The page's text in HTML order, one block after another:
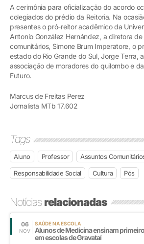
A cerimônia para oficialização do acordo
colegiados do prédio da Reitoria. Na
presentes o pró-reitor acadêmico da
Antonio González Hernández, a diretora
comunitários, Simone Brum Imperatore, o
estado do Rio Grande do Sul, Jorge Terra,
associação de moradores do quilombo e
Futuro.
Marcus de Freitas Perez
Jornalista MTb 17.602
Tags
Aluno Professor Assuntos
Responsabilidade Social Cultura Pós
Notíciasrelacionadas
06
NOV
SAÚDE NA ESCOLA
Alunos de Medicina ensinam
em escolas de Gravataí